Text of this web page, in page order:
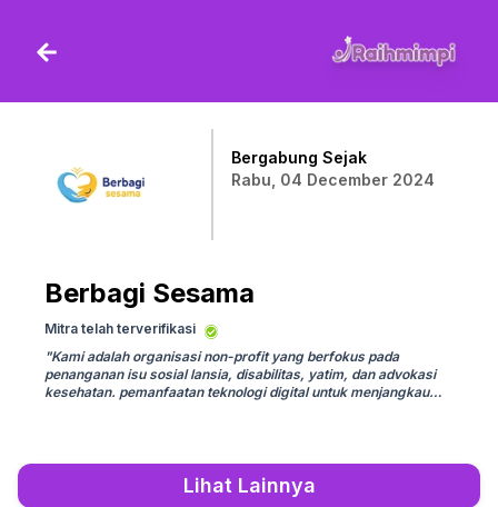
Bergabung Sejak
Rabu, 04 December 2024
Berbagi Sesama
Mitra telah terverifikasi
"Kami adalah organisasi non-profit yang berfokus pada
penanganan isu sosial lansia, disabilitas, yatim, dan advokasi
kesehatan. pemanfaatan teknologi digital untuk menjangkau
Lihat Lainnya